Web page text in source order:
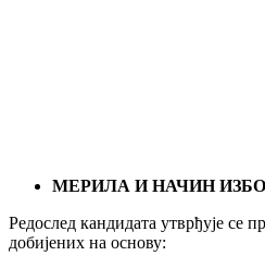
МЕРИЛА И НАЧИН
Редослед кандидата утврђује се
добијених на основу: